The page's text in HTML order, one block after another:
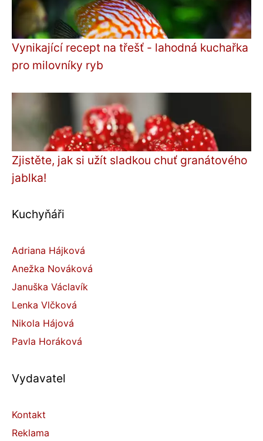
Vynikající recept na třešť - lahodná kuchařka
pro milovníky ryb
Zjistěte, jak si užít sladkou chuť granátového
jablka!
Kuchyňáři
Adriana Hájková
Anežka Nováková
Januška Václavík
Lenka Vlčková
Nikola Hájová
Pavla Horáková
Vydavatel
Kontakt
Reklama